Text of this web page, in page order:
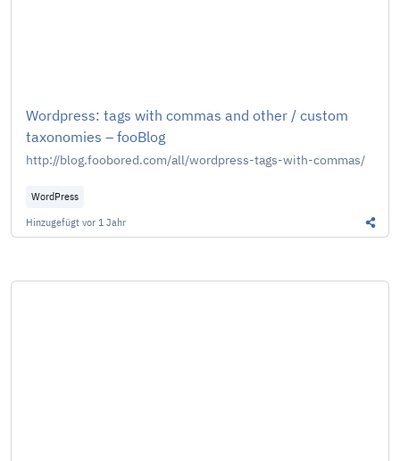
Wordpress: tags with commas and other / custom
taxonomies – fooBlog
http://blog.foobored.com/all/wordpress-tags-with-commas/
WordPress
Hinzugefügt vor 1 Jahr